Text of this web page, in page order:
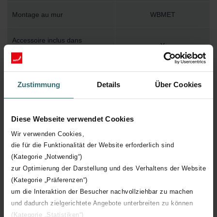
Zustimmung Details Über Cookies
Diese Webseite verwendet Cookies
Wir verwenden Cookies,
die für die Funktionalität der Website erforderlich sind
(Kategorie „Notwendig“)
zur Optimierung der Darstellung und des Verhaltens der Website
(Kategorie „Präferenzen“)
um die Interaktion der Besucher nachvollziehbar zu machen
und dadurch zielgerichtete Angebote unterbreiten zu können
(Kategorie „Statistiken“)
Montage au mur WBMET
Accessoire inclus dans
l'emballage
Y
maximum
110
Longueur technique
Hauteur technique 805 mm
Profondeur technique 39 mm